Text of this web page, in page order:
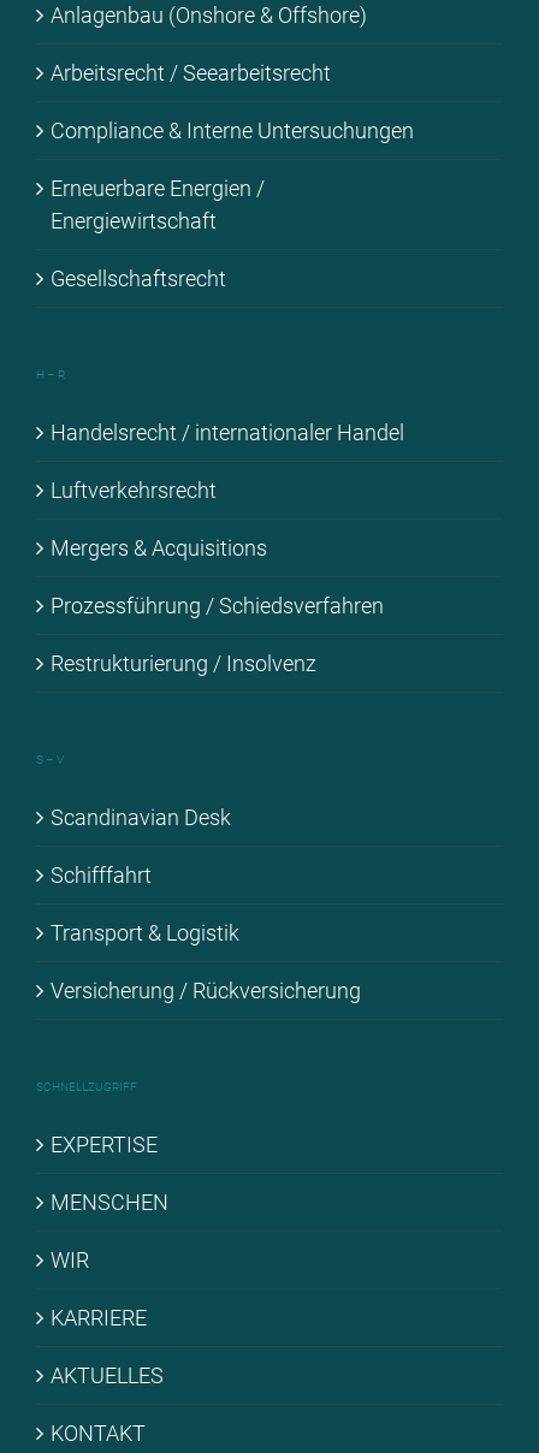
An­la­gen­bau (Onshore & Off­shore)
Ar­beits­recht / See­ar­beits­recht
Com­pli­ance & In­ter­ne Un­ter­su­chun­gen
Er­neu­er­ba­re En­er­gien /
En­er­gie­wirt­schaft
Ge­sell­schafts­recht
H – R
Han­dels­recht / in­ter­na­tio­na­ler Han­del
Luft­ver­kehrs­recht
Mer­gers & Ac­qui­si­ti­ons
Pro­zess­füh­rung / Schieds­ver­fah­ren
Re­struk­tu­rie­rung / In­sol­venz
S – V
Scan­di­na­vi­an Desk
Schiff­fahrt
Trans­port & Lo­gis­tik
Ver­si­che­rung / Rück­ver­si­che­rung
SCHNELL­ZU­GRIFF
EX­PER­TI­SE
MEN­SCHEN
WIR
KAR­RIE­RE
AK­TU­EL­LES
KON­TAKT